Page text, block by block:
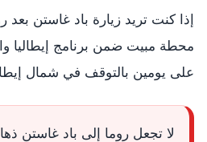
إذا كنت تريد زيارة باد غاستن بعد
محطة مبيت ضمن برنامج إيطاليا
على يومين بالتوقف في شمال
لا تجعل روما إلى باد غاستن